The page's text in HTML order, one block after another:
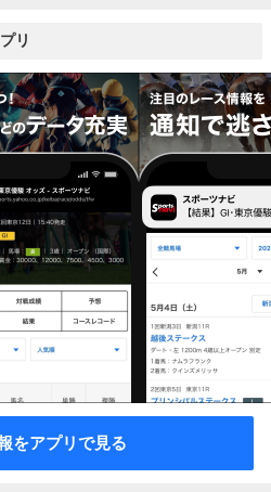
リ
をアプリで見る